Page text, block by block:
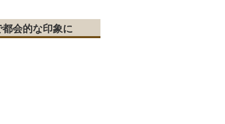
会的な印象に